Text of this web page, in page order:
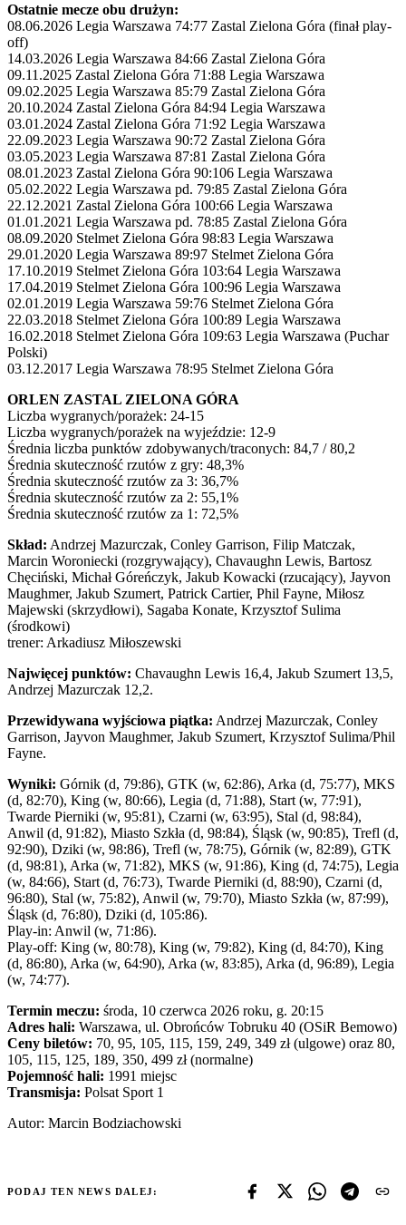
Ostatnie mecze obu drużyn:
08.06.2026 Legia Warszawa 74:77 Zastal Zielona Góra (finał play-
off)
14.03.2026 Legia Warszawa 84:66 Zastal Zielona Góra
09.11.2025 Zastal Zielona Góra 71:88 Legia Warszawa
09.02.2025 Legia Warszawa 85:79 Zastal Zielona Góra
20.10.2024 Zastal Zielona Góra 84:94 Legia Warszawa
03.01.2024 Zastal Zielona Góra 71:92 Legia Warszawa
22.09.2023 Legia Warszawa 90:72 Zastal Zielona Góra
03.05.2023 Legia Warszawa 87:81 Zastal Zielona Góra
08.01.2023 Zastal Zielona Góra 90:106 Legia Warszawa
05.02.2022 Legia Warszawa pd. 79:85 Zastal Zielona Góra
22.12.2021 Zastal Zielona Góra 100:66 Legia Warszawa
01.01.2021 Legia Warszawa pd. 78:85 Zastal Zielona Góra
08.09.2020 Stelmet Zielona Góra 98:83 Legia Warszawa
29.01.2020 Legia Warszawa 89:97 Stelmet Zielona Góra
17.10.2019 Stelmet Zielona Góra 103:64 Legia Warszawa
17.04.2019 Stelmet Zielona Góra 100:96 Legia Warszawa
02.01.2019 Legia Warszawa 59:76 Stelmet Zielona Góra
22.03.2018 Stelmet Zielona Góra 100:89 Legia Warszawa
16.02.2018 Stelmet Zielona Góra 109:63 Legia Warszawa (Puchar
Polski)
03.12.2017 Legia Warszawa 78:95 Stelmet Zielona Góra
ORLEN ZASTAL ZIELONA GÓRA
Liczba wygranych/porażek: 24-15
Liczba wygranych/porażek na wyjeździe: 12-9
Średnia liczba punktów zdobywanych/traconych: 84,7 / 80,2
Średnia skuteczność rzutów z gry: 48,3%
Średnia skuteczność rzutów za 3: 36,7%
Średnia skuteczność rzutów za 2: 55,1%
Średnia skuteczność rzutów za 1: 72,5%
Skład: Andrzej Mazurczak, Conley Garrison, Filip Matczak,
Marcin Woroniecki (rozgrywający), Chavaughn Lewis, Bartosz
Chęciński, Michał Góreńczyk, Jakub Kowacki (rzucający), Jayvon
Maughmer, Jakub Szumert, Patrick Cartier, Phil Fayne, Miłosz
Majewski (skrzydłowi), Sagaba Konate, Krzysztof Sulima
(środkowi)
trener: Arkadiusz Miłoszewski
Najwięcej punktów: Chavaughn Lewis 16,4, Jakub Szumert 13,5,
Andrzej Mazurczak 12,2.
Przewidywana wyjściowa piątka: Andrzej Mazurczak, Conley
Garrison, Jayvon Maughmer, Jakub Szumert, Krzysztof Sulima/Phil
Fayne.
Wyniki: Górnik (d, 79:86), GTK (w, 62:86), Arka (d, 75:77), MKS
(d, 82:70), King (w, 80:66), Legia (d, 71:88), Start (w, 77:91),
Twarde Pierniki (w, 95:81), Czarni (w, 63:95), Stal (d, 98:84),
Anwil (d, 91:82), Miasto Szkła (d, 98:84), Śląsk (w, 90:85), Trefl (d,
92:90), Dziki (w, 98:86), Trefl (w, 78:75), Górnik (w, 82:89), GTK
(d, 98:81), Arka (w, 71:82), MKS (w, 91:86), King (d, 74:75), Legia
(w, 84:66), Start (d, 76:73), Twarde Pierniki (d, 88:90), Czarni (d,
96:80), Stal (w, 75:82), Anwil (w, 79:70), Miasto Szkła (w, 87:99),
Śląsk (d, 76:80), Dziki (d, 105:86).
Play-in: Anwil (w, 71:86).
Play-off: King (w, 80:78), King (w, 79:82), King (d, 84:70), King
(d, 86:80), Arka (w, 64:90), Arka (w, 83:85), Arka (d, 96:89), Legia
(w, 74:77).
Termin meczu: środa, 10 czerwca 2026 roku, g. 20:15
Adres hali: Warszawa, ul. Obrońców Tobruku 40 (OSiR Bemowo)
Ceny biletów: 70, 95, 105, 115, 159, 249, 349 zł (ulgowe) oraz 80,
105, 115, 125, 189, 350, 499 zł (normalne)
Pojemność hali: 1991 miejsc
Transmisja: Polsat Sport 1
Autor: Marcin Bodziachowski
PODAJ TEN NEWS DALEJ: